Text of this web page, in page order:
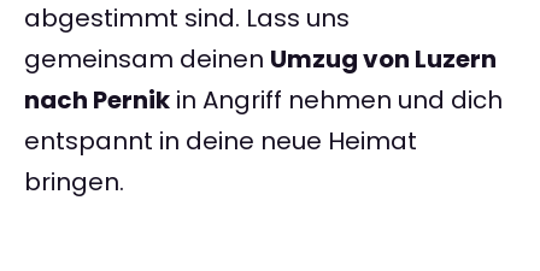
abgestimmt sind. Lass uns
gemeinsam deinen Umzug von Luzern
nach Pernik in Angriff nehmen und dich
entspannt in deine neue Heimat
bringen.